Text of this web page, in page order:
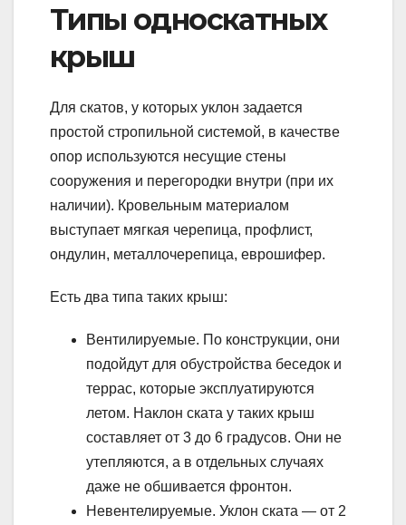
Типы односкатных
крыш
Для скатов, у которых уклон задается
простой стропильной системой, в качестве
опор используются несущие стены
сооружения и перегородки внутри (при их
наличии). Кровельным материалом
выступает мягкая черепица, профлист,
ондулин, металлочерепица, еврошифер.
Есть два типа таких крыш:
Вентилируемые. По конструкции, они
подойдут для обустройства беседок и
террас, которые эксплуатируются
летом. Наклон ската у таких крыш
составляет от 3 до 6 градусов. Они не
утепляются, а в отдельных случаях
даже не обшивается фронтон.
Невентелируемые. Уклон ската — от 2